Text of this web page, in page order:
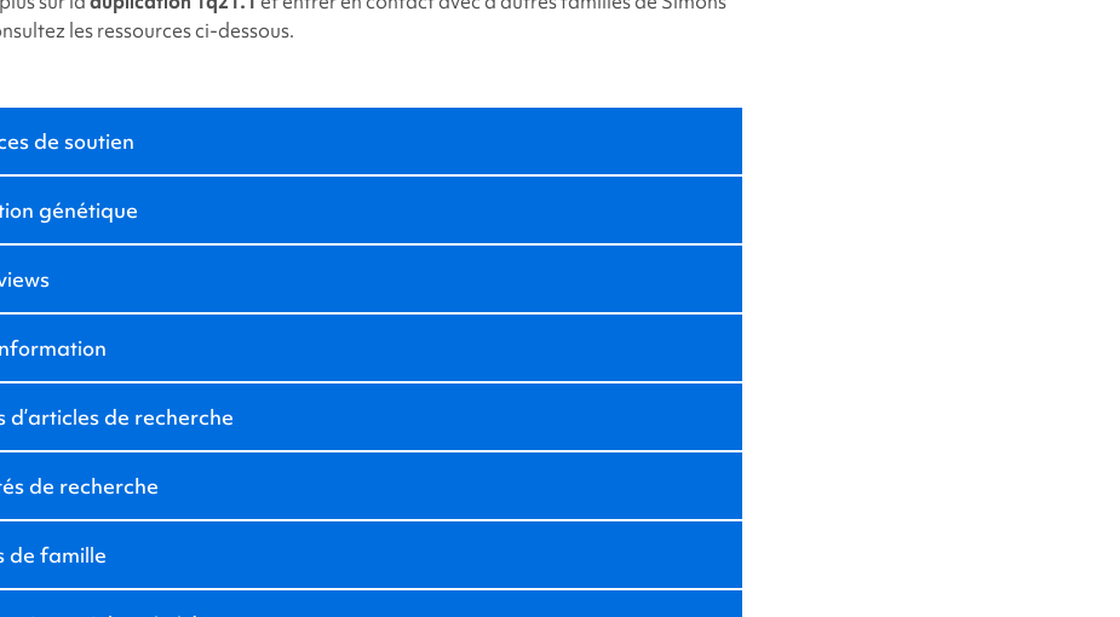
les ressources ci-dessous.
de soutien
génétique
d’articles de recherche
de recherche
de famille